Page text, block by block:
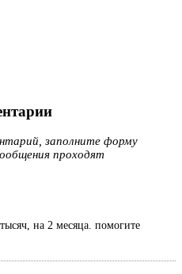
заполните форму
проходят
на 2 месяца. помогите